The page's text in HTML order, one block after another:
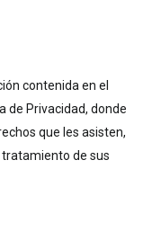
contenida en el
de Privacidad, donde
que les asisten,
de sus